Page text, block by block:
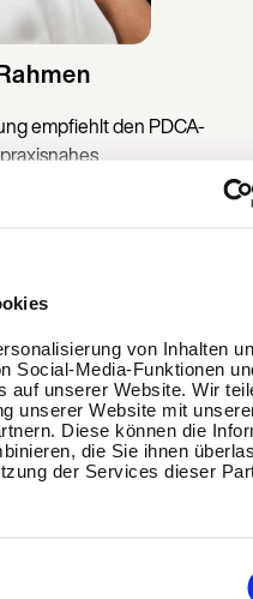
von Inhalten
Social-Media-Funktionen
auf unserer Website. Wir
unserer Website mit
Diese können die
die Sie ihnen
der Services dieser
empfiehlt den PDCA-
kommunizieren
auswerten
erfolgreiche Ansätze
Schritt zu